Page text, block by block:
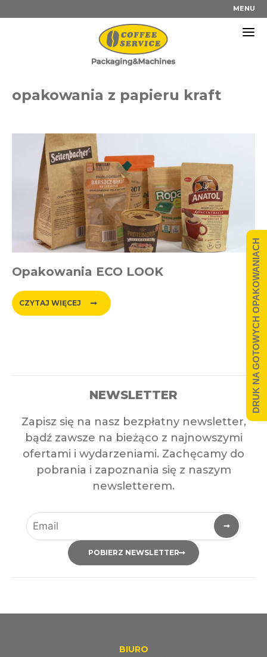
do
MENU
opakowania z papieru kraft
Opakowania ECO LOOK
CZYTAJ WIĘCEJ
NEWSLETTER
Zapisz się na nasz bezpłatny newsletter,
bądź zawsze na bieżąco z najnowszymi
ofertami i wydarzeniami. Zachęcamy do
pobrania i zapoznania się z naszym
newsletterem.
POBIERZ NEWSLETTER
BIURO
DRUK NA GOTOWYCH OPAKOWANIACH